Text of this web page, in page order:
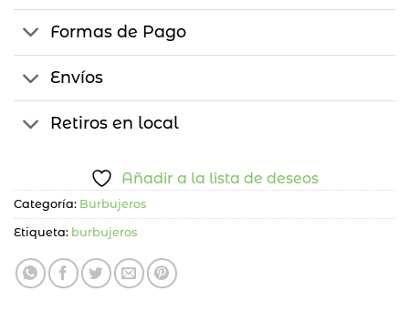
Formas de Pago
Envíos
Retiros en local
Añadir a la lista de deseos
Categoría: Burbujeros
Etiqueta: burbujeros